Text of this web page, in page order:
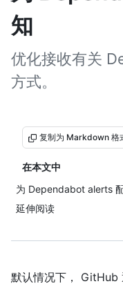
知
优化接收有关
方式。
复制为 Markdown 格
在本文中
为 Dependabot alerts
延伸阅读
默认情况下， GitHub